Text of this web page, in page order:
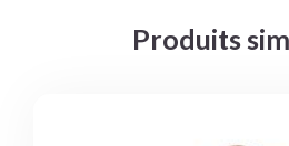
Produits